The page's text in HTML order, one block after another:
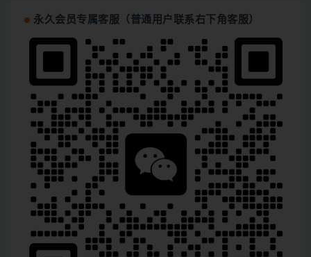
永久会员专属客服（普通用户联系右下角客服）